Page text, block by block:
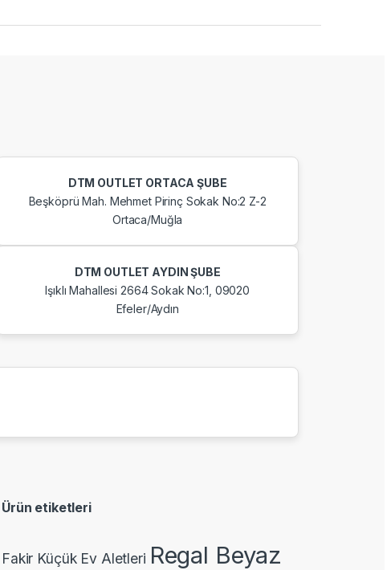
DTM OUTLET ORTACA ŞUBE
Beşköprü Mah. Mehmet Pirinç Sokak No:2 Z-2
Ortaca/Muğla
DTM OUTLET AYDIN ŞUBE
Işıklı Mahallesi 2664 Sokak No:1, 09020
Efeler/Aydın
Ürün etiketleri
Fakir Küçük Ev Aletleri Regal Beyaz